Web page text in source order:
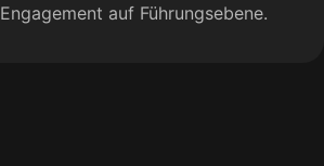
Engagement auf Führungsebene.